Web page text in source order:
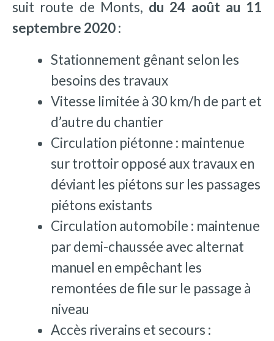
suit route de Monts, du 24 août au 11
septembre 2020 :
Stationnement gênant selon les
besoins des travaux
Vitesse limitée à 30 km/h de part et
d’autre du chantier
Circulation piétonne : maintenue
sur trottoir opposé aux travaux en
déviant les piétons sur les passages
piétons existants
Circulation automobile : maintenue
par demi-chaussée avec alternat
manuel en empêchant les
remontées de file sur le passage à
niveau
Accès riverains et secours :